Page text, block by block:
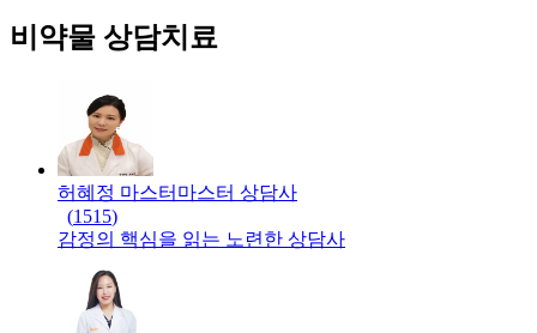
비약물 상담치료
허혜정 마스터 마스터 상담사
(1515)
감정의 핵심을 읽는 노련한 상담사